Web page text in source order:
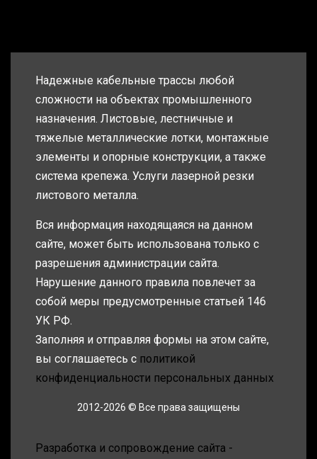
Надежные кабельные трассы любой
сложности на объектах промышленного
назначения. Листовые, лестничные и
тяжелые металлические лотки, монтажные
элементы и опорные конструкции, а также
система крепежа. Услуги лазерной резки
листового металла.
Вся информация находящаяся на данном
сайте, может быть использована только с
разрешения администрации сайта.
Нарушение данного правила повлечет за
собой меры предусмотренные статьей 146
УК РФ.
Заполняя и отправляя формы на этом сайте,
вы соглашаетесь с политикой
конфиденциальности персональных данных
2012-2026 © Все права защищены
Разработка и сопровождение сайта -